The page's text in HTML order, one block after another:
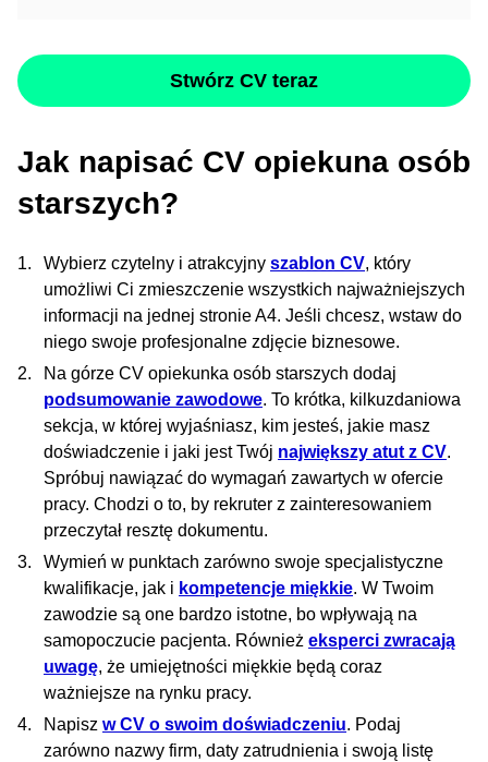
Stwórz CV teraz
Jak napisać CV opiekuna osób
starszych?
Wybierz czytelny i atrakcyjny szablon CV, który
umożliwi Ci zmieszczenie wszystkich najważniejszych
informacji na jednej stronie A4. Jeśli chcesz, wstaw do
niego swoje profesjonalne zdjęcie biznesowe.
Na górze CV opiekunka osób starszych dodaj
podsumowanie zawodowe. To krótka, kilkuzdaniowa
sekcja, w której wyjaśniasz, kim jesteś, jakie masz
doświadczenie i jaki jest Twój największy atut z CV.
Spróbuj nawiązać do wymagań zawartych w ofercie
pracy. Chodzi o to, by rekruter z zainteresowaniem
przeczytał resztę dokumentu.
Wymień w punktach zarówno swoje specjalistyczne
kwalifikacje, jak i kompetencje miękkie. W Twoim
zawodzie są one bardzo istotne, bo wpływają na
samopoczucie pacjenta. Również eksperci zwracają
uwagę, że umiejętności miękkie będą coraz
ważniejsze na rynku pracy.
Napisz w CV o swoim doświadczeniu. Podaj
zarówno nazwy firm, daty zatrudnienia i swoją listę